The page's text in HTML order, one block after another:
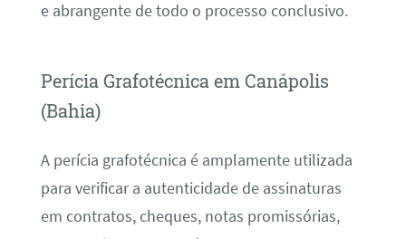
e abrangente de todo o processo conclusivo.
Perícia Grafotécnica em Canápolis
(Bahia)
A perícia grafotécnica é amplamente utilizada
para verificar a autenticidade de assinaturas
em contratos, cheques, notas promissórias,